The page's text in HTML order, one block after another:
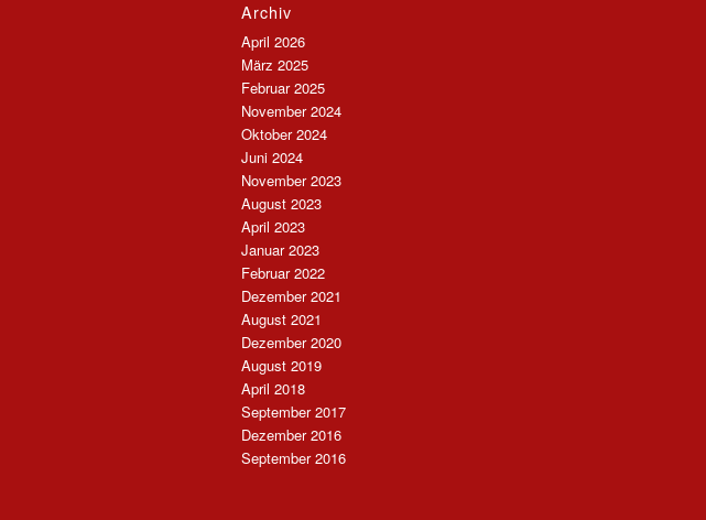
Archiv
April 2026
März 2025
Februar 2025
November 2024
Oktober 2024
Juni 2024
November 2023
August 2023
April 2023
Januar 2023
Februar 2022
Dezember 2021
August 2021
Dezember 2020
August 2019
April 2018
September 2017
Dezember 2016
September 2016